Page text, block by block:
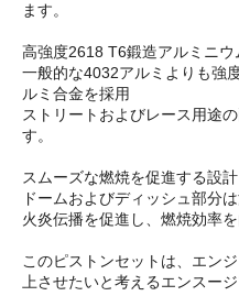
ます。
高強度2618 T6鍛造アルミニウ
一般的な4032アルミよりも強
ルミ合金を採用
ストリートおよびレース用途
す。
スムーズな燃焼を促進する設計
ドームおよびディッシュ部分
火炎伝播を促進し、燃焼効率を
このピストンセットは、エン
上させたいと考えるエンスー